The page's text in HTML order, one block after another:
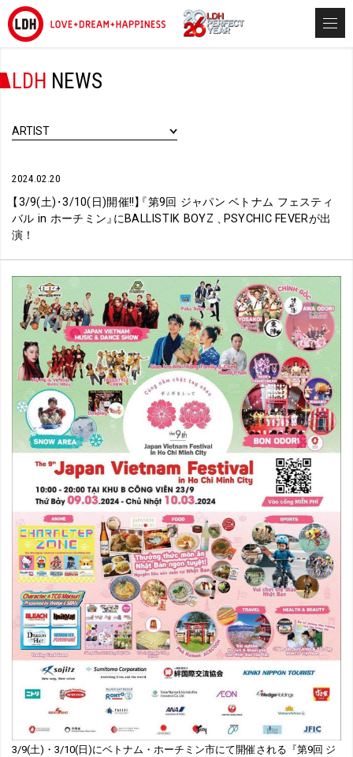
LDH NEWS
ARTIST
2024.02.20
【3/9(土)・3/10(日)開催!!】
『第9回 ジャパン ベトナム フェスティ
バル in ホーチミン』にBALLISTIK BOYZ 、PSYCHIC FEVERが出
演！
3/9(土)・3/10(日)にベトナム・ホーチミン市にて開催される『第9回 ジ